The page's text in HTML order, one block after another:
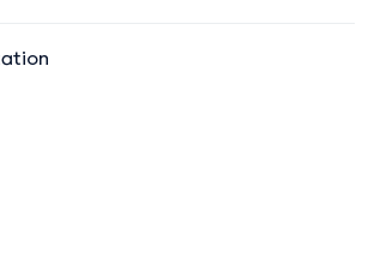
d'un document de déontologie